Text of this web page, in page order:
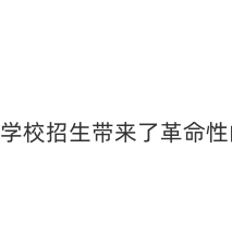
校招生带来了革命性